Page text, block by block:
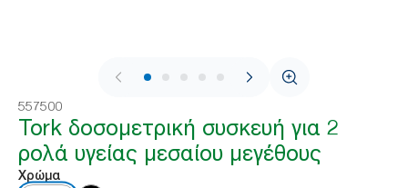
1 / 8
557500
Tork δοσομετρική συσκευή για 2
ρολά υγείας μεσαίου μεγέθους
Χρώμα